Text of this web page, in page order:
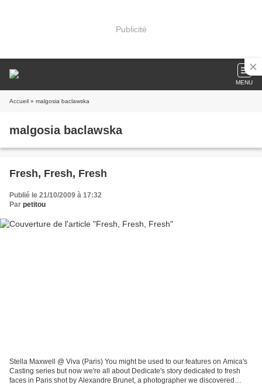
Publicité
MENU
Accueil » malgosia baclawska
malgosia baclawska
Fresh, Fresh, Fresh
Publié le 21/10/2009 à 17:32
Par petitou
Stella Maxwell @ Viva (Paris) You might be used to our features on Amica's
Casting series but now we're all about Dedicate's story dedicated to fresh
faces in Paris shot by Alexandre Brunet, a photographer we discovered